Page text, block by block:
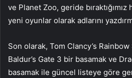
ve Planet Zoo, geride
yeni oyunlar olarak adlarını
Son olarak, Tom Clancy’s
Baldur’s Gate 3 bir basamak ve
basamak ile güncel listeye göre